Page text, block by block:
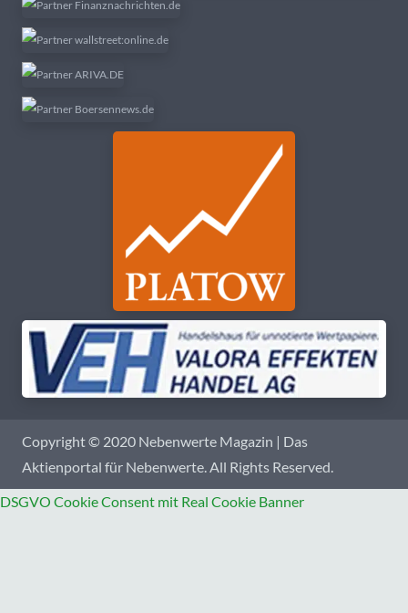
Copyright © 2020 Nebenwerte Magazin | Das
Aktienportal für Nebenwerte. All Rights Reserved.
DSGVO Cookie Consent mit Real Cookie Banner